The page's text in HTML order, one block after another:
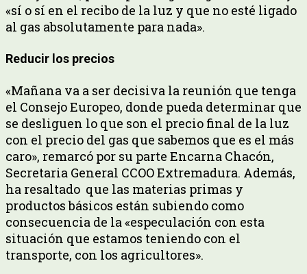
«sí o sí en el recibo de la luz y que no esté ligado
al gas absolutamente para nada».
Reducir los precios
«Mañana va a ser decisiva la reunión que tenga
el Consejo Europeo, donde pueda determinar que
se desliguen lo que son el precio final de la luz
con el precio del gas que sabemos que es el más
caro», remarcó por su parte Encarna Chacón,
Secretaria General CCOO Extremadura. Además,
ha resaltado que las materias primas y
productos básicos están subiendo como
consecuencia de la «especulación con esta
situación que estamos teniendo con el
transporte, con los agricultores».